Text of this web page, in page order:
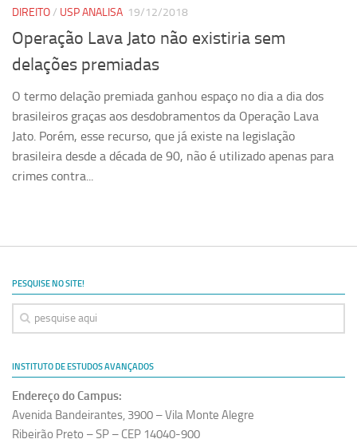
DIREITO/ USP ANALISA 19/12/2018
Operação Lava Jato não existiria sem
delações premiadas
O termo delação premiada ganhou espaço no dia a dia dos
brasileiros graças aos desdobramentos da Operação Lava
Jato. Porém, esse recurso, que já existe na legislação
brasileira desde a década de 90, não é utilizado apenas para
crimes contra...
PESQUISE NO SITE!
INSTITUTO DE ESTUDOS AVANÇADOS
Endereço do Campus:
Avenida Bandeirantes, 3900 – Vila Monte Alegre
Ribeirão Preto – SP – CEP 14040-900